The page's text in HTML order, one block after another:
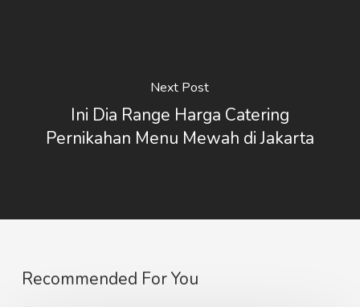
Next Post
Ini Dia Range Harga Catering
Pernikahan Menu Mewah di Jakarta
Recommended For You